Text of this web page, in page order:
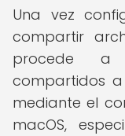
Una vez
compartir
procede a
compartidos a
mediante el
macOS,